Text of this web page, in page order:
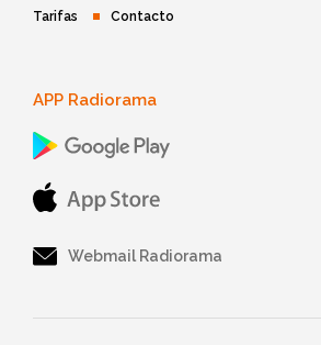
Tarifas Contacto
APP Radiorama
Webmail Radiorama